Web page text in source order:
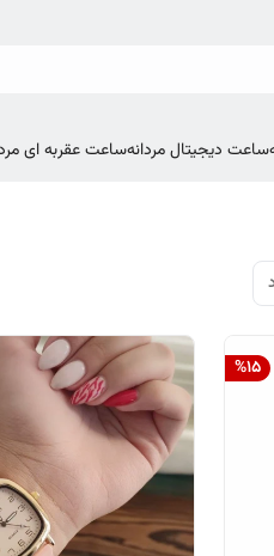
ساعت دیجیتال مردانهساعت عقربه ای
%15